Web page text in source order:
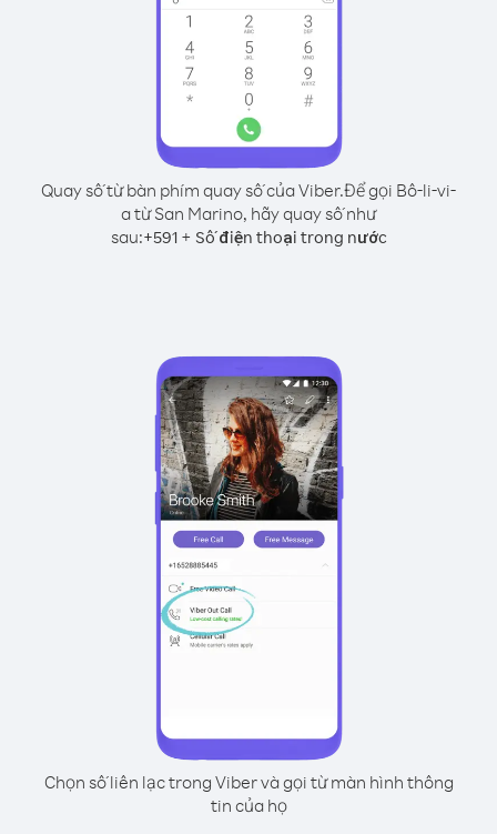
Quay số từ bàn phím quay số của Viber.Để gọi Bô-li-vi-
a từ San Marino, hãy quay số như
sau:+591+ Số điện thoại trong nước
Chọn số liên lạc trong Viber và gọi từ màn hình thông
tin của họ